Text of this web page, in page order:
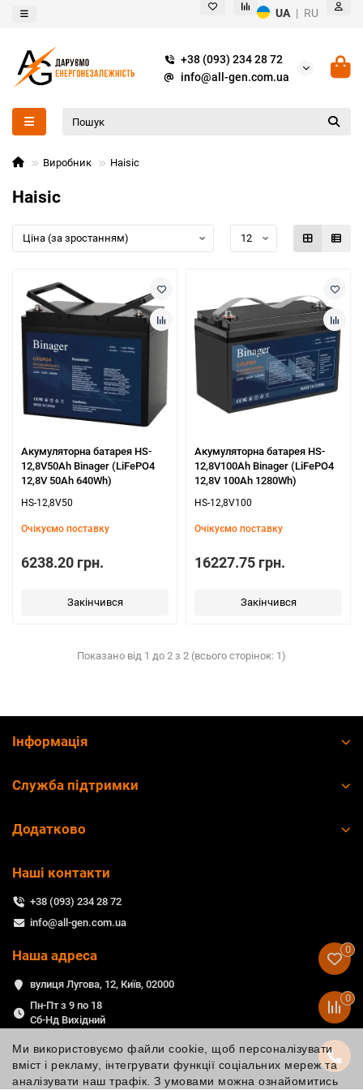
UA | RU
+38 (093) 234 28 72
info@all-gen.com.ua
Виробник Haisic
Haisic
Акумуляторна батарея HS-
12,8V50Ah Binager (LiFePO4
12,8V 50Ah 640Wh)
HS-12,8V50
Очікуємо поставку
6238.20 грн.
Закінчився
Акумуляторна батарея HS-
12,8V100Ah Binager (LiFePO4
12,8V 100Ah 1280Wh)
HS-12,8V100
Очікуємо поставку
16227.75 грн.
Закінчився
Показано від 1 до 2 з 2 (всього сторінок: 1)
Ми використовуємо файли cookie, щоб персоналізувати
вміст і рекламу, інтегрувати функції соціальних мереж та
аналізувати наш трафік. З умовами можна ознайомитись
Інформація
Служба підтримки
Додатково
Наші контакти
+38 (093) 234 28 72
info@all-gen.com.ua
Наша адреса
вулиця Лугова, 12, Київ, 02000
Пн-Пт з 9 по 18
Сб-Нд Вихідний
0
0